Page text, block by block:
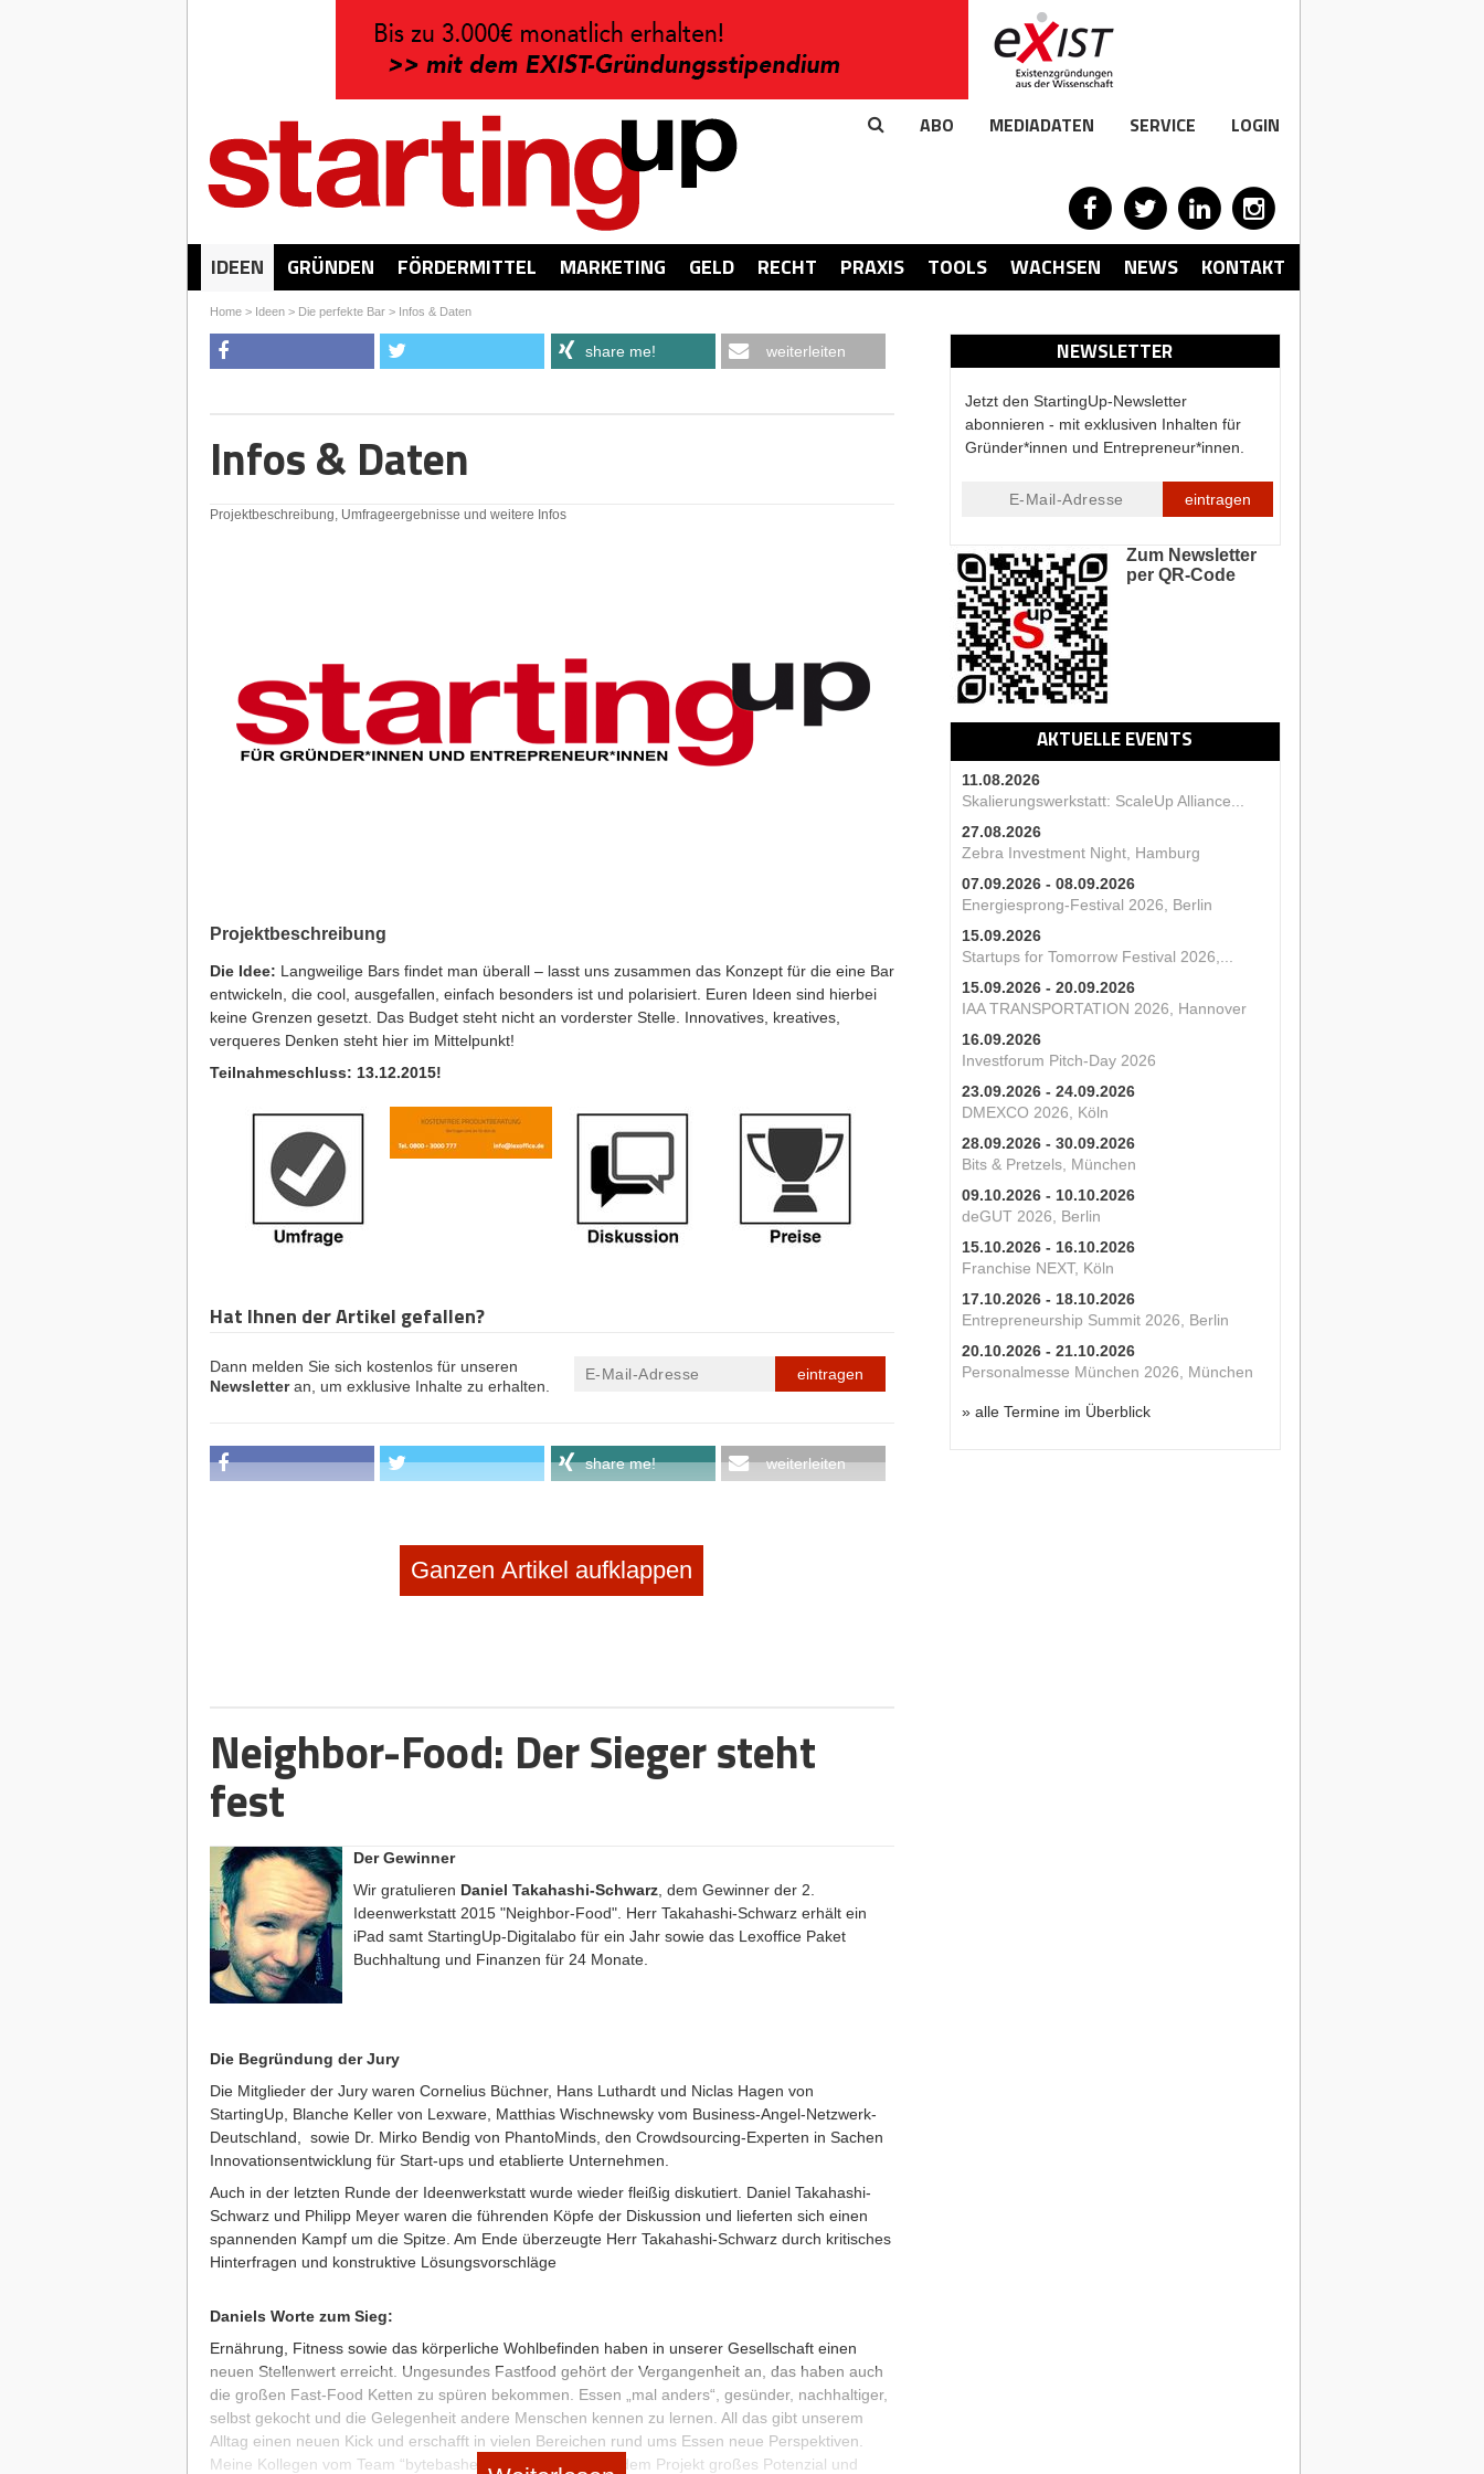
ABO MEDIADATEN SERVICE LOGIN
IDEEN GRÜNDEN FÖRDERMITTEL MARKETING GELD RECHT PRAXIS TOOLS WACHSEN NEWS KONTAKT
Home> Ideen> Die perfekte Bar> Infos & Daten
NEWSLETTER
Jetzt den StartingUp-Newsletter
abonnieren - mit exklusiven Inhalten für
Gründer*innen und Entrepreneur*innen.
eintragen
Zum Newsletter
per QR-Code
AKTUELLE EVENTS
11.08.2026
Skalierungswerkstatt: ScaleUp Alliance...
27.08.2026
Zebra Investment Night, Hamburg
07.09.2026 - 08.09.2026
Energiesprong-Festival 2026, Berlin
15.09.2026
Startups for Tomorrow Festival 2026,...
15.09.2026 - 20.09.2026
IAA TRANSPORTATION 2026, Hannover
16.09.2026
Investforum Pitch-Day 2026
23.09.2026 - 24.09.2026
DMEXCO 2026, Köln
28.09.2026 - 30.09.2026
Bits & Pretzels, München
09.10.2026 - 10.10.2026
deGUT 2026, Berlin
15.10.2026 - 16.10.2026
Franchise NEXT, Köln
17.10.2026 - 18.10.2026
Entrepreneurship Summit 2026, Berlin
20.10.2026 - 21.10.2026
Personalmesse München 2026, München
» alle Termine im Überblick
share me! weiterleiten
Infos & Daten
Projektbeschreibung, Umfrageergebnisse und weitere Infos
Projektbeschreibung
Die Idee: Langweilige Bars findet man überall – lasst uns zusammen das Konzept für die eine Bar
entwickeln, die cool, ausgefallen, einfach besonders ist und polarisiert. Euren Ideen sind hierbei
keine Grenzen gesetzt. Das Budget steht nicht an vorderster Stelle. Innovatives, kreatives,
verqueres Denken steht hier im Mittelpunkt!
Teilnahmeschluss: 13.12.2015!
Hat Ihnen der Artikel gefallen?
Dann melden Sie sich kostenlos für unseren
Newsletteran, um exklusive Inhalte zu erhalten.
eintragen
share me! weiterleiten
Ganzen Artikel aufklappen
Neighbor-Food: Der Sieger steht
fest
Der Gewinner
Wir gratulieren Daniel Takahashi-Schwarz, dem Gewinner der 2.
Ideenwerkstatt 2015 "Neighbor-Food". Herr Takahashi-Schwarz erhält ein
iPad samt StartingUp-Digitalabo für ein Jahr sowie das Lexoffice Paket
Buchhaltung und Finanzen für 24 Monate.
Die Begründung der Jury
Die Mitglieder der Jury waren Cornelius Büchner, Hans Luthardt und Niclas Hagen von
StartingUp, Blanche Keller von Lexware, Matthias Wischnewsky vom Business-Angel-Netzwerk-
Deutschland, sowie Dr. Mirko Bendig von PhantoMinds, den Crowdsourcing-Experten in Sachen
Innovationsentwicklung für Start-ups und etablierte Unternehmen.
Auch in der letzten Runde der Ideenwerkstatt wurde wieder fleißig diskutiert. Daniel Takahashi-
Schwarz und Philipp Meyer waren die führenden Köpfe der Diskussion und lieferten sich einen
spannenden Kampf um die Spitze. Am Ende überzeugte Herr Takahashi-Schwarz durch kritisches
Hinterfragen und konstruktive Lösungsvorschläge
Daniels Worte zum Sieg:
Ernährung, Fitness sowie das körperliche Wohlbefinden haben in unserer Gesellschaft einen
neuen Stellenwert erreicht. Ungesundes Fastfood gehört der Vergangenheit an, das haben auch
die großen Fast-Food Ketten zu spüren bekommen. Essen „mal anders“, gesünder, nachhaltiger,
selbst gekocht und die Gelegenheit andere Menschen kennen zu lernen. All das gibt unserem
Alltag einen neuen Kick und erschafft in vielen Bereichen rund ums Essen neue Perspektiven.
Meine Kollegen vom Team “bytebashers" und ich sehen in dem Projekt großes Potenzial und